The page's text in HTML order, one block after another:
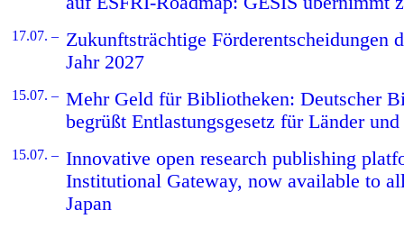
17.07. – Zukunftsträchtige Förder­entschei­dungen
Jahr 2027
15.07. – Mehr Geld für Bibliotheken: Deutscher
begrüßt Entlastungsgesetz für Länder
15.07. – Innovative open research publishing
Institutional Gateway, now available to
Japan